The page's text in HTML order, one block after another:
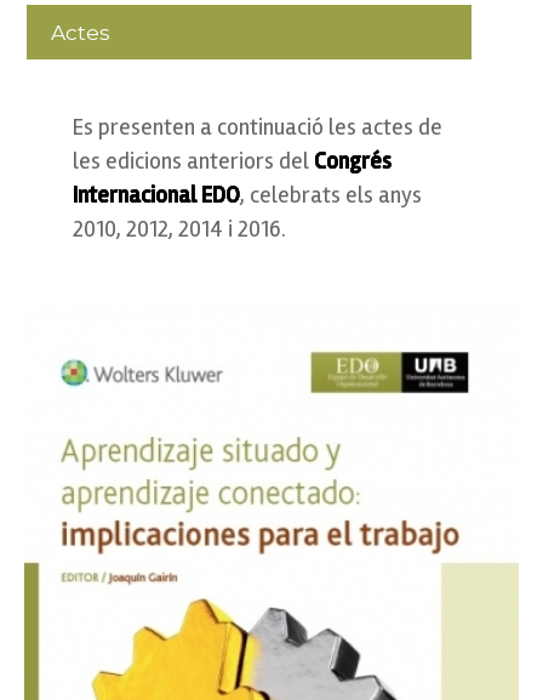
Actes
Es presenten a continuació les actes de
les edicions anteriors del Congrés
Internacional EDO, celebrats els anys
2010, 2012, 2014 i 2016.